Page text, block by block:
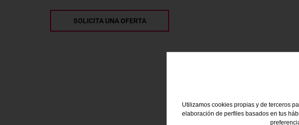
SOLICITA UNA OFERTA
Utilizamos cookies propias y de terceros
elaboración de perfiles basados en tus